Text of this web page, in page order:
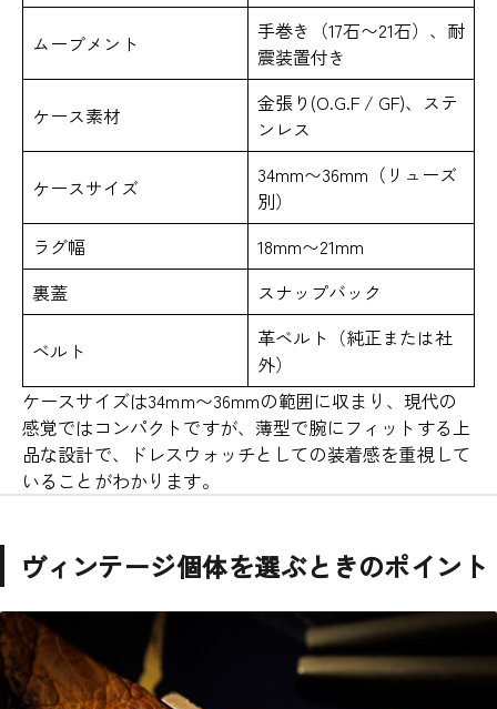
ムーブメント
手巻き（17石〜21石）、耐
震装置付き
ケース素材
金張り(O.G.F / GF)、ステ
ンレス
ケースサイズ
34mm〜36mm（リューズ
別）
ラグ幅
18mm〜21mm
裏蓋
スナップバック
ベルト
革ベルト（純正または社
外）
ケースサイズは34mm〜36mmの範囲に収まり、現代の
感覚ではコンパクトですが、薄型で腕にフィットする上
品な設計で、ドレスウォッチとしての装着感を重視して
いることがわかります。
ヴィンテージ個体を選ぶときのポイント